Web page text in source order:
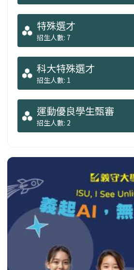
特殊選才
招生人數: 7
科大特殊選才
招生人數: 1
運動優良學生甄審
招生人數: 2